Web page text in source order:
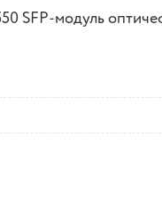
SFP-модуль